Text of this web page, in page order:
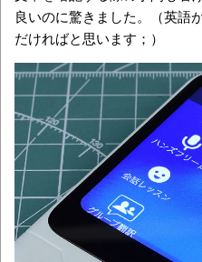
良いのに驚きました。（英語
だければと思います；）